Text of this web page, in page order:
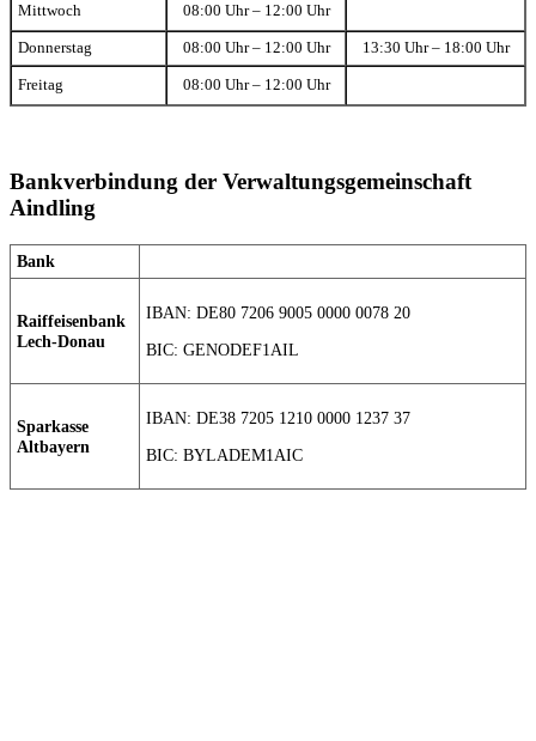
Mittwoch 08:00 Uhr – 12:00 Uhr
Donnerstag 08:00 Uhr – 12:00 Uhr 13:30 Uhr – 18:00 Uhr
Freitag 08:00 Uhr – 12:00 Uhr
Bankverbindung der Verwaltungsgemeinschaft
Aindling
Bank
Raiffeisenbank
Lech-Donau
IBAN: DE80 7206 9005 0000 0078 20
BIC: GENODEF1AIL
Sparkasse
Altbayern
IBAN: DE38 7205 1210 0000 1237 37
BIC: BYLADEM1AIC